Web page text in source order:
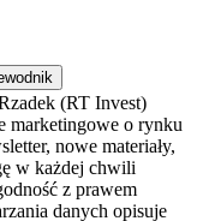
(RT Invest)
marketingowe o rynku
nowe materiały,
w każdej chwili
z prawem
danych opisuje